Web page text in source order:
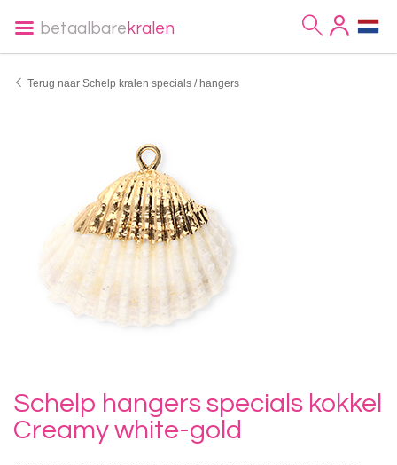
betaalbare kralen
Terug naar Schelp kralen specials / hangers
Schelp hangers specials kokkel
Creamy white-gold